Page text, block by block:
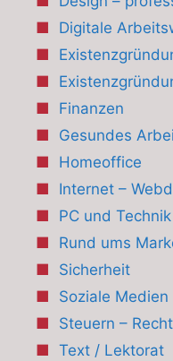
Digitale
Finanzen
Gesundes
Homeoffice
Internet –
PC und Technik
Rund ums
Sicherheit
Soziale Medien
Steuern – Recht
Text / Lektorat